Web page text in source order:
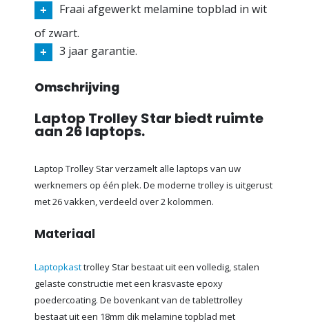
Fraai afgewerkt melamine topblad in wit
of zwart.
3 jaar garantie.
Omschrijving
Laptop Trolley Star biedt ruimte
aan 26 laptops.
Laptop Trolley Star verzamelt alle laptops van uw
werknemers op één plek. De moderne trolley is uitgerust
met 26 vakken, verdeeld over 2 kolommen.
Materiaal
Laptopkasttrolley Star bestaat uit een volledig, stalen
gelaste constructie met een krasvaste epoxy
poedercoating. De bovenkant van de tablettrolley
bestaat uit een 18mm dik melamine topblad met